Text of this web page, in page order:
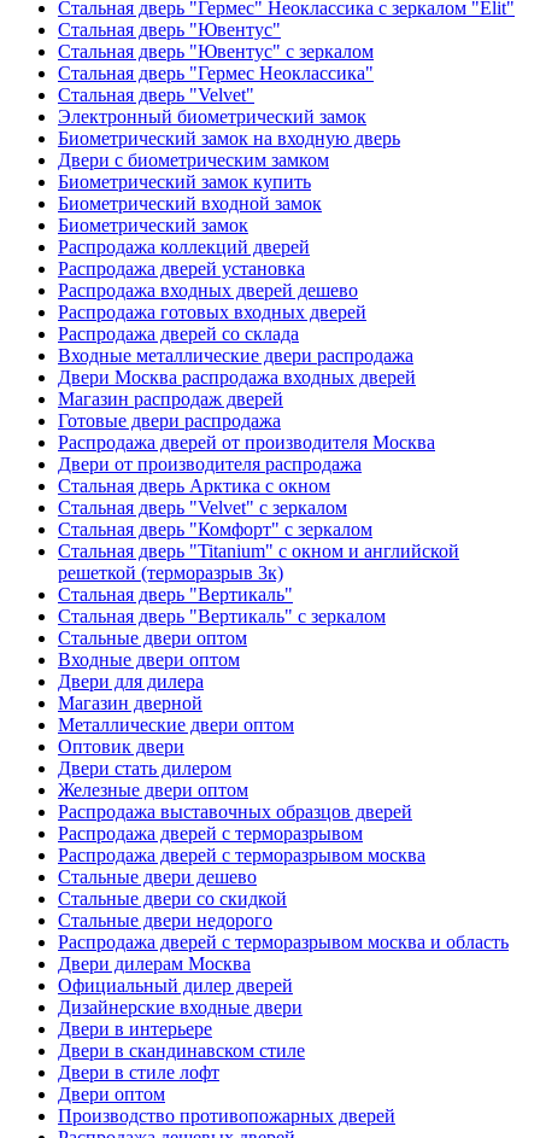
Стальная дверь "Гермес" Неоклассика с зеркалом "Elit"
Стальная дверь "Ювентус"
Стальная дверь "Ювентус" с зеркалом
Стальная дверь "Гермес Неоклассика"
Стальная дверь "Velvet"
Электронный биометрический замок
Биометрический замок на входную дверь
Двери с биометрическим замком
Биометрический замок купить
Биометрический входной замок
Биометрический замок
Распродажа коллекций дверей
Распродажа дверей установка
Распродажа входных дверей дешево
Распродажа готовых входных дверей
Распродажа дверей со склада
Входные металлические двери распродажа
Двери Москва распродажа входных дверей
Магазин распродаж дверей
Готовые двери распродажа
Распродажа дверей от производителя Москва
Двери от производителя распродажа
Стальная дверь Арктика с окном
Стальная дверь "Velvet" с зеркалом
Стальная дверь "Комфорт" с зеркалом
Стальная дверь "Titanium" с окном и английской
решеткой (терморазрыв 3к)
Стальная дверь "Вертикаль"
Стальная дверь "Вертикаль" с зеркалом
Стальные двери оптом
Входные двери оптом
Двери для дилера
Магазин дверной
Металлические двери оптом
Оптовик двери
Двери стать дилером
Железные двери оптом
Распродажа выставочных образцов дверей
Распродажа дверей с терморазрывом
Распродажа дверей с терморазрывом москва
Стальные двери дешево
Стальные двери со скидкой
Стальные двери недорого
Распродажа дверей с терморазрывом москва и область
Двери дилерам Москва
Официальный дилер дверей
Дизайнерские входные двери
Двери в интерьере
Двери в скандинавском стиле
Двери в стиле лофт
Двери оптом
Производство противопожарных дверей